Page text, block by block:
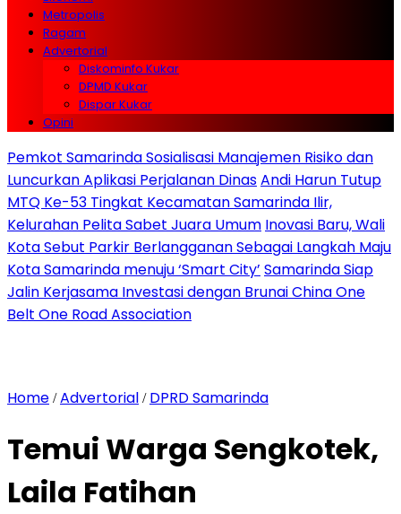
Metropolis
Ragam
Advertorial
Diskominfo Kukar
DPMD Kukar
Dispar Kukar
Opini
Pemkot Samarinda Sosialisasi Manajemen Risiko dan
Luncurkan Aplikasi Perjalanan DinasAndi Harun Tutup
MTQ Ke-53 Tingkat Kecamatan Samarinda Ilir,
Kelurahan Pelita Sabet Juara Umum Inovasi Baru, Wali
Kota Sebut Parkir Berlangganan Sebagai Langkah Maju
Kota Samarinda menuju ‘Smart City’ Samarinda Siap
Jalin Kerjasama Investasi dengan Brunai China One
Belt One Road Association
Home /Advertorial / DPRD Samarinda
Temui Warga Sengkotek,
Laila Fatihan